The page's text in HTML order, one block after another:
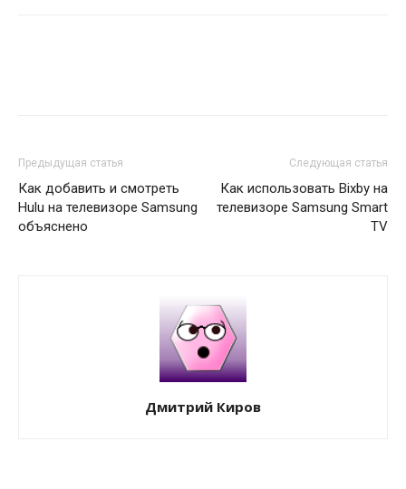
Предыдущая статья
Как добавить и смотреть
Hulu на телевизоре Samsung
объяснено
Следующая статья
Как использовать Bixby на
телевизоре Samsung Smart
TV
Дмитрий Киров